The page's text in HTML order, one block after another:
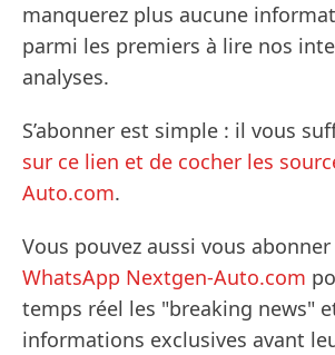
manquerez plus aucune
parmi les premiers à lire nos
analyses.
S’abonner est simple : il vous
sur ce lien et de cocher les
Auto.com.
Vous pouvez aussi vous abonner
WhatsApp Nextgen-Auto.com
temps réel les "breaking news"
informations exclusives avant